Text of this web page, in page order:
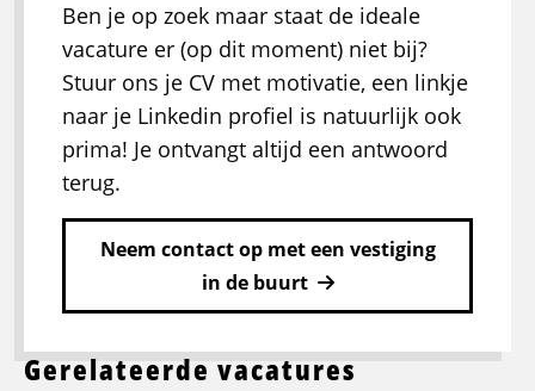
Ben je op zoek maar staat de ideale
vacature er (op dit moment) niet bij?
Stuur ons je CV met motivatie, een linkje
naar je Linkedin profiel is natuurlijk ook
prima! Je ontvangt altijd een antwoord
terug.
Neem contact op met een vestiging
in de buurt
Gerelateerde vacatures